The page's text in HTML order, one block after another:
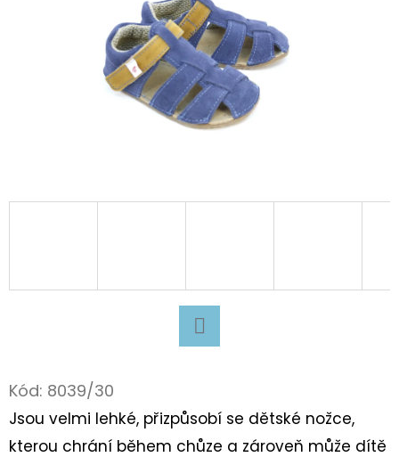
Kód: 8039/30
Jsou velmi lehké, přizpůsobí se dětské nožce,
kterou chrání během chůze a zároveň může dítě
D
R
U
Č
U